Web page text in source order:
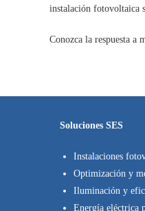
instalación fotovoltaica
Conozca la respuesta a
Soluciones SES
Instalaciones
Optimización y
Iluminación y
Energía eléctrica